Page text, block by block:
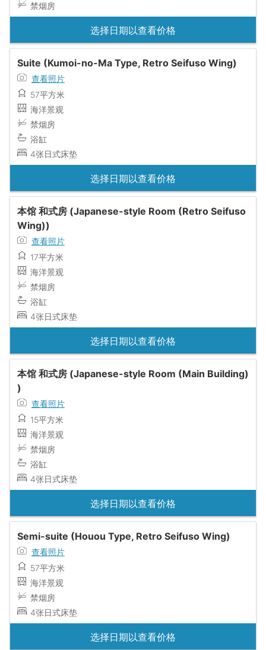
禁烟房
选择日期以查看价格
Suite (Kumoi-no-Ma Type, Retro Seifuso Wing)
查看照片
57平方米
海洋景观
禁烟房
浴缸
4张日式床垫
选择日期以查看价格
本馆 和式房 (Japanese-style Room (Retro Seifuso
Wing))
查看照片
17平方米
海洋景观
禁烟房
浴缸
4张日式床垫
选择日期以查看价格
本馆 和式房 (Japanese-style Room (Main Building)
)
查看照片
15平方米
海洋景观
禁烟房
浴缸
4张日式床垫
选择日期以查看价格
Semi-suite (Houou Type, Retro Seifuso Wing)
查看照片
57平方米
海洋景观
禁烟房
4张日式床垫
选择日期以查看价格